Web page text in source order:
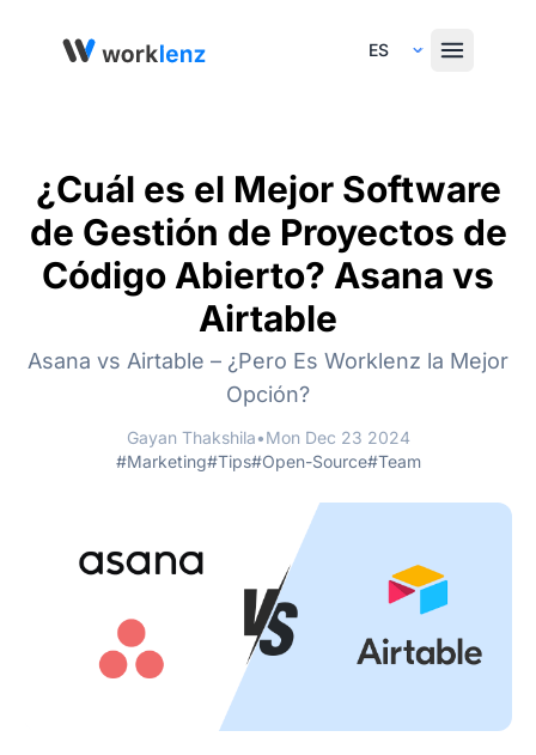
Select Language
¿Cuál es el Mejor Software
de Gestión de Proyectos de
Código Abierto? Asana vs
Airtable
Asana vs Airtable – ¿Pero Es Worklenz la Mejor
Opción?
Gayan Thakshila•Mon Dec 23 2024
#Marketing#Tips#Open-Source#Team